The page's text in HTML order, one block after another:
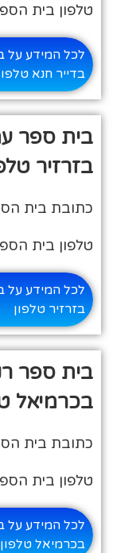
טלפון בית הספר: 04-
לכל המידע על
בדייר חנא טלפון
בית ספר
בזרזיר
כתובת בית
טלפון בית הספר: 03-
לכל המידע על
בזרזיר טלפון
בית ספר
בכרמיאל
כתובת בית
טלפון בית הספר: 053-
לכל המידע על
בכרמיאל טלפון